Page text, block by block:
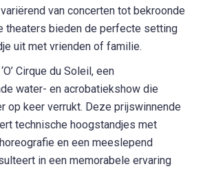
van concerten tot bekroonde
theaters bieden de perfecte setting
uit met vrienden of familie.
Cirque du Soleil, een
water- en acrobatiekshow die
op keer verrukt. Deze prijswinnende
technische hoogstandjes met
en een meeslepend
in een memorabele ervaring